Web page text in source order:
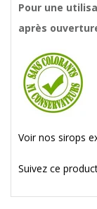
Pour une
après
Voir nos sirops
Suivez ce